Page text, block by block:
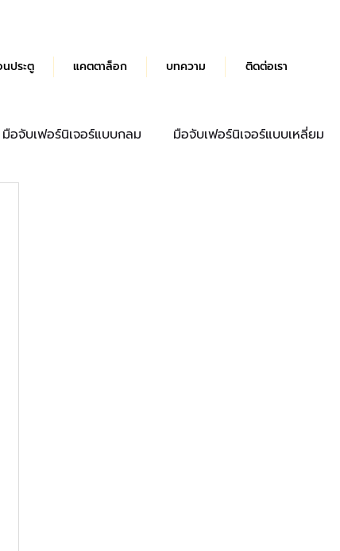
ประตู แคตตาล็อก บทความ ติดต่อเรา
มือจับเฟอร์นิเจอร์แบบกลม มือจับเฟอร์นิเจอร์แบบเหลี่ยม